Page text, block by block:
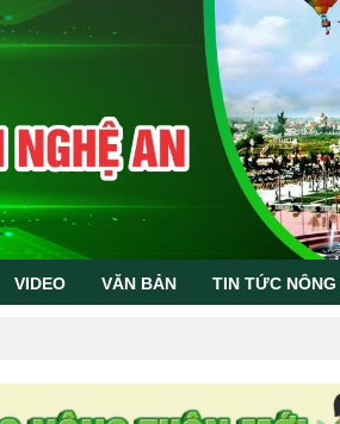
VIDEO VĂN BẢN TIN TỨC